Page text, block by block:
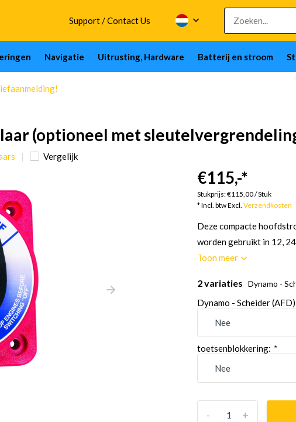
Support / Contact Us
Navigatie Uitrusting, Hardware Batterij en stroom
(optioneel met
Vergelijk
€115,-*
Stukprijs:€115,00/Stuk
* Incl. btw Excl.Verzendkosten
Deze compacte
worden gebruikt in 12,
Toon meer
2 variaties Dynamo -
Dynamo - Scheider
toetsenblokkering: *
+
-